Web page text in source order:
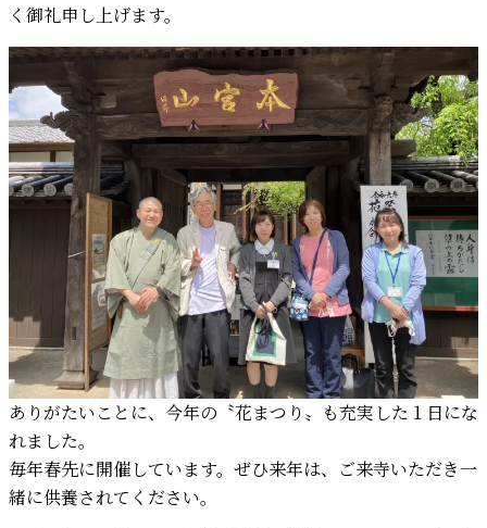
く御礼申し上げます。
ありがたいことに、今年の〝花まつり〟も充実した１日にな
れました。
毎年春先に開催しています。ぜひ来年は、ご来寺いただき一
緒に供養されてください。